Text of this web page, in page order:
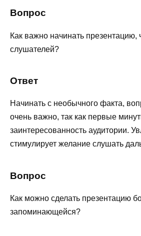
Вопрос
Как важно начинать презентацию,
слушателей?
Ответ
Начинать с необычного факта,
очень важно, так как первые
заинтересованность аудитории.
стимулирует желание слушать
Вопрос
Как можно сделать презентацию
запоминающейся?